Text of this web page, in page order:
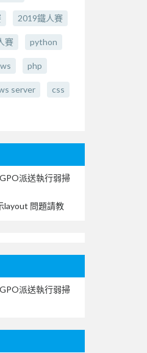
2019鐵人賽
賽 python
php
server css
派送執行弱掃
layout 問題請教
派送執行弱掃